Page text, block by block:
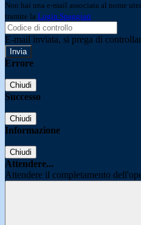
Non hai una e-mail associata al nome
tramite la Login Spaggiari
E-mail inviata, si prega di
Errore
Chiudi
Successo
Chiudi
Informazione
Chiudi
Attendere...
Attendere il completamento